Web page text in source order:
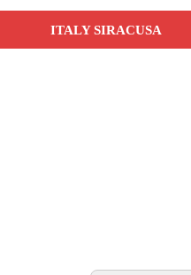
ITALY SIRACUSA